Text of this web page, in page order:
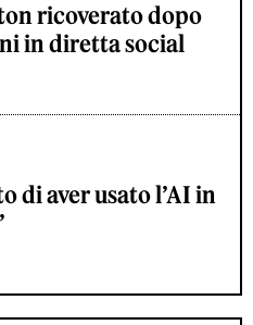
ricoverato dopo
in diretta social
di aver usato l’AI in